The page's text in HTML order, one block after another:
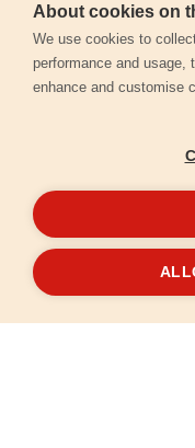
© 2026
Személyes adatok
Kapcsolat
Garancia
About cookies on
We use cookies to
performance and usage,
enhance and customise